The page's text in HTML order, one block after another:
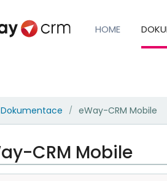
HOME
Dokumentace / eWay-CRM Mobile
CRM Mobile